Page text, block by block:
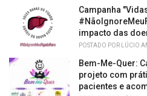
Campanha
impacto das
POSTADO POR LÚCIO
Bem-Me-Quer:
projeto com
pacientes e